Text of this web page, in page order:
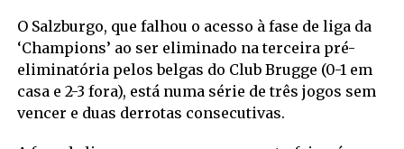
O Salzburgo, que falhou o acesso à fase de liga da
‘Champions’ ao ser eliminado na terceira pré-
eliminatória pelos belgas do Club Brugge (0-1 em
casa e 2-3 fora), está numa série de três jogos sem
vencer e duas derrotas consecutivas.